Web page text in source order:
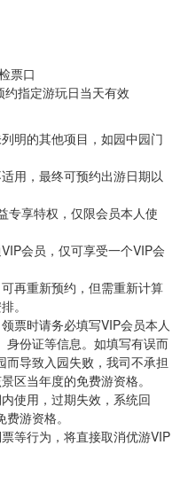
票口
约指定游玩日当天有效
明的其他项目，如园中园门
用，最终可预约出游日期以
专享特权，仅限会员本人使
会员，仅可享受一个VIP会
再重新预约，但需重新计算
。
票时请务必填写VIP会员本人
身份证等信息。如填写有误而
导致入园失败，我司不承担
区当年度的免费游资格。
使用，过期失效，系统回
游资格。
等行为，将直接取消优游VIP